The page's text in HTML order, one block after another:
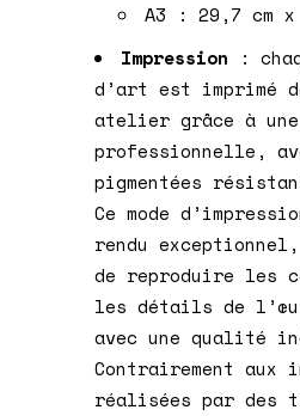
A3 : 29,7 cm x
Impression
:
d’art est imprimé
atelier grâce à une
professionnelle,
pigmentées
Ce mode
rendu
de reproduire les
les détails de
avec une qualité
Contrairement aux
réalisées par des